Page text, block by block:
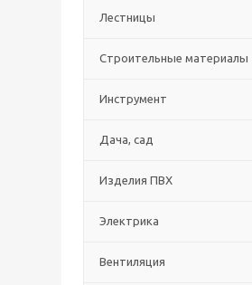
Лестницы
Строительные материалы
Инструмент
Дача, сад
Изделия ПВХ
Электрика
Вентиляция